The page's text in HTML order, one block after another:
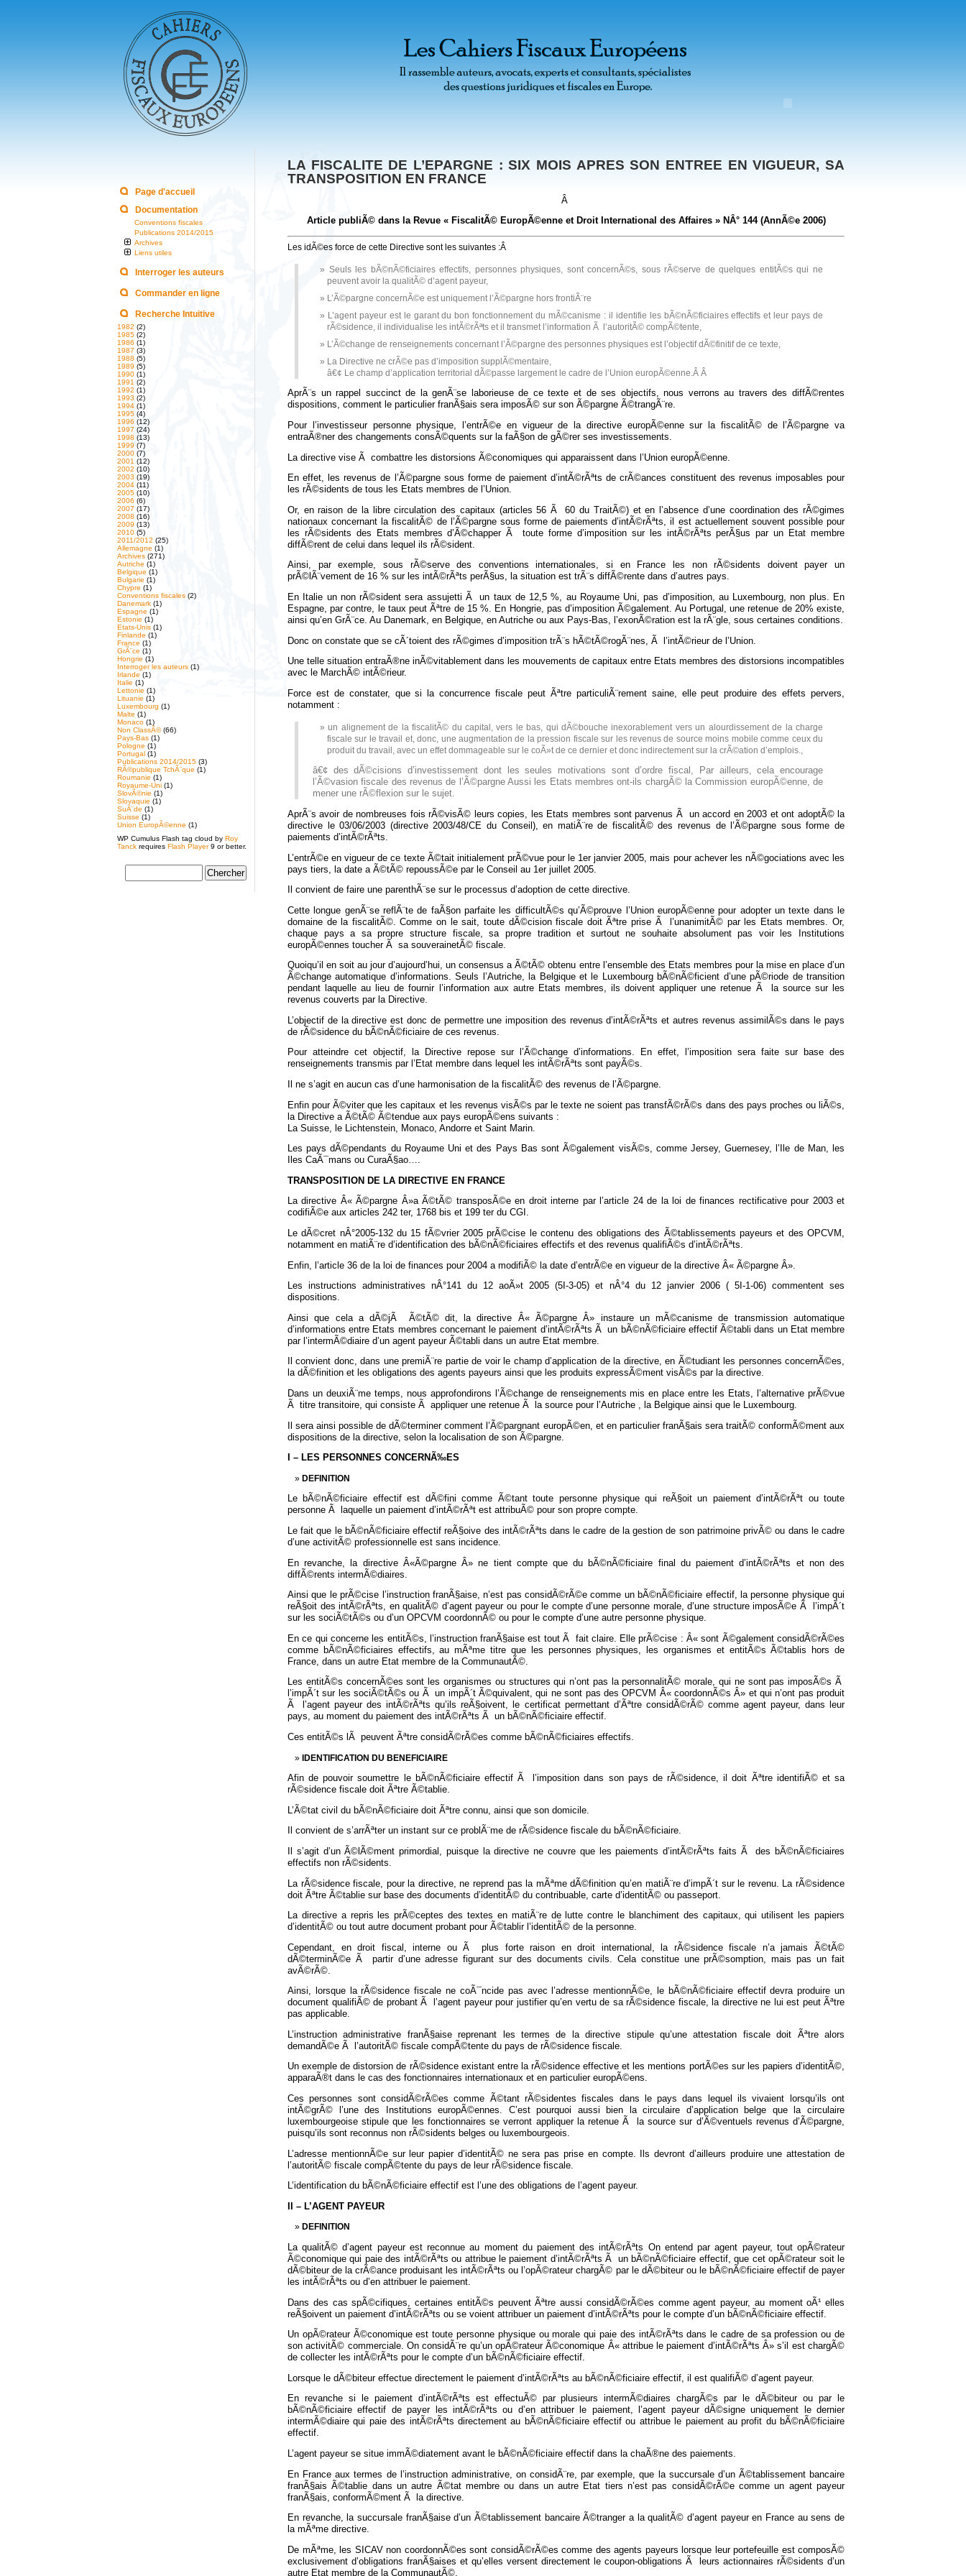
Page d'accueil
Documentation
Conventions fiscales
Publications 2014/2015
Archives
Liens utiles
Interroger les auteurs
Commander en ligne
Recherche Intuitive
1982 (2)
1985 (2)
1986 (1)
1987 (3)
1988 (5)
1989 (5)
1990 (1)
1991 (2)
1992 (1)
1993 (2)
1994 (1)
1995 (4)
1996 (12)
1997 (24)
1998 (13)
1999 (7)
2000 (7)
2001 (12)
2002 (10)
2003 (19)
2004 (11)
2005 (10)
2006 (6)
2007 (17)
2008 (16)
2009 (13)
2010 (5)
2011/2012 (25)
Allemagne (1)
Archives (271)
Autriche (1)
Belgique (1)
Bulgarie (1)
Chypre (1)
Conventions fiscales (2)
Danemark (1)
Espagne (1)
Estonie (1)
Etats-Unis (1)
Finlande (1)
France (1)
GrÃ¨ce (1)
Hongrie (1)
Interroger les auteurs (1)
Irlande (1)
Italie (1)
Lettonie (1)
Lituanie (1)
Luxembourg (1)
Malte (1)
Monaco (1)
Non ClassÃ©(66)
Pays-Bas (1)
Pologne (1)
Portugal (1)
Publications 2014/2015 (3)
RÃ©publique TchÃ¨que (1)
Roumanie (1)
Royaume-Uni (1)
SlovÃ©nie (1)
Slovaquie (1)
SuÃ¨de (1)
Suisse (1)
Union EuropÃ©enne (1)
WP Cumulus Flash tag cloud by Roy
Tanck requires Flash Player9 or better.
LA FISCALITE DE L’EPARGNE : SIX MOIS APRES SON ENTREE EN VIGUEUR, SA
TRANSPOSITION EN FRANCE
Â
Article publiÃ© dans la Revue « FiscalitÃ© EuropÃ©enne et Droit International des Affaires » NÂ° 144 (AnnÃ©e 2006)
Les idÃ©es force de cette Directive sont les suivantes :Â
Seuls les bÃ©nÃ©ficiaires effectifs, personnes physiques, sont concernÃ©s, sous rÃ©serve de quelques entitÃ©s qui ne
peuvent avoir la qualitÃ© d’agent payeur,
L’Ã©pargne concernÃ©e est uniquement l’Ã©pargne hors frontiÃ¨re
L’agent payeur est le garant du bon fonctionnement du mÃ©canisme : il identifie les bÃ©nÃ©ficiaires effectifs et leur pays de
rÃ©sidence, il individualise les intÃ©rÃªts et il transmet l’information Ã l’autoritÃ© compÃ©tente,
L’Ã©change de renseignements concernant l’Ã©pargne des personnes physiques est l’objectif dÃ©finitif de ce texte,
La Directive ne crÃ©e pas d’imposition supplÃ©mentaire,
â€¢ Le champ d’application territorial dÃ©passe largement le cadre de l’Union europÃ©enne.Â Â
AprÃ¨s un rappel succinct de la genÃ¨se laborieuse de ce texte et de ses objectifs, nous verrons au travers des diffÃ©rentes
dispositions, comment le particulier franÃ§ais sera imposÃ© sur son Ã©pargne Ã©trangÃ¨re.
Pour l’investisseur personne physique, l’entrÃ©e en vigueur de la directive europÃ©enne sur la fiscalitÃ© de l’Ã©pargne va
entraÃ®ner des changements consÃ©quents sur la faÃ§on de gÃ©rer ses investissements.
La directive vise Ã combattre les distorsions Ã©conomiques qui apparaissent dans l’Union europÃ©enne.
En effet, les revenus de l’Ã©pargne sous forme de paiement d’intÃ©rÃªts de crÃ©ances constituent des revenus imposables pour
les rÃ©sidents de tous les Etats membres de l’Union.
Or, en raison de la libre circulation des capitaux (articles 56 Ã 60 du TraitÃ©) et en l’absence d’une coordination des rÃ©gimes
nationaux concernant la fiscalitÃ© de l’Ã©pargne sous forme de paiements d’intÃ©rÃªts, il est actuellement souvent possible pour
les rÃ©sidents des Etats membres d’Ã©chapper Ã toute forme d’imposition sur les intÃ©rÃªts perÃ§us par un Etat membre
diffÃ©rent de celui dans lequel ils rÃ©sident.
Ainsi, par exemple, sous rÃ©serve des conventions internationales, si en France les non rÃ©sidents doivent payer un
prÃ©lÃ¨vement de 16 % sur les intÃ©rÃªts perÃ§us, la situation est trÃ¨s diffÃ©rente dans d’autres pays.
En Italie un non rÃ©sident sera assujetti Ã un taux de 12,5 %, au Royaume Uni, pas d’imposition, au Luxembourg, non plus. En
Espagne, par contre, le taux peut Ãªtre de 15 %. En Hongrie, pas d’imposition Ã©galement. Au Portugal, une retenue de 20% existe,
ainsi qu’en GrÃ¨ce. Au Danemark, en Belgique, en Autriche ou aux Pays-Bas, l’exonÃ©ration est la rÃ¨gle, sous certaines conditions.
Donc on constate que se cÃ´toient des rÃ©gimes d’imposition trÃ¨s hÃ©tÃ©rogÃ¨nes, Ã l’intÃ©rieur de l’Union.
Une telle situation entraÃ®ne inÃ©vitablement dans les mouvements de capitaux entre Etats membres des distorsions incompatibles
avec le MarchÃ© intÃ©rieur.
Force est de constater, que si la concurrence fiscale peut Ãªtre particuliÃ¨rement saine, elle peut produire des effets pervers,
notamment :
un alignement de la fiscalitÃ© du capital, vers le bas, qui dÃ©bouche inexorablement vers un alourdissement de la charge
fiscale sur le travail et, donc, une augmentation de la pression fiscale sur les revenus de source moins mobile comme ceux du
produit du travail, avec un effet dommageable sur le coÃ»t de ce dernier et donc indirectement sur la crÃ©ation d’emplois.,
â€¢ des dÃ©cisions d’investissement dont les seules motivations sont d’ordre fiscal, Par ailleurs, cela encourage
l’Ã©vasion fiscale des revenus de l’Ã©pargne Aussi les Etats membres ont-ils chargÃ© la Commission europÃ©enne, de
mener une rÃ©flexion sur le sujet.
AprÃ¨s avoir de nombreuses fois rÃ©visÃ© leurs copies, les Etats membres sont parvenus Ã un accord en 2003 et ont adoptÃ© la
directive le 03/06/2003 (directive 2003/48/CE du Conseil), en matiÃ¨re de fiscalitÃ© des revenus de l’Ã©pargne sous forme de
paiements d’intÃ©rÃªts.
L’entrÃ©e en vigueur de ce texte Ã©tait initialement prÃ©vue pour le 1er janvier 2005, mais pour achever les nÃ©gociations avec les
pays tiers, la date a Ã©tÃ© repoussÃ©e par le Conseil au 1er juillet 2005.
Il convient de faire une parenthÃ¨se sur le processus d’adoption de cette directive.
Cette longue genÃ¨se reflÃ¨te de faÃ§on parfaite les difficultÃ©s qu’Ã©prouve l’Union europÃ©enne pour adopter un texte dans le
domaine de la fiscalitÃ©. Comme on le sait, toute dÃ©cision fiscale doit Ãªtre prise Ã l’unanimitÃ© par les Etats membres. Or,
chaque pays a sa propre structure fiscale, sa propre tradition et surtout ne souhaite absolument pas voir les Institutions
europÃ©ennes toucher Ã sa souverainetÃ© fiscale.
Quoiqu’il en soit au jour d’aujourd’hui, un consensus a Ã©tÃ© obtenu entre l’ensemble des Etats membres pour la mise en place d’un
Ã©change automatique d’informations. Seuls l’Autriche, la Belgique et le Luxembourg bÃ©nÃ©ficient d’une pÃ©riode de transition
pendant laquelle au lieu de fournir l’information aux autre Etats membres, ils doivent appliquer une retenue Ã la source sur les
revenus couverts par la Directive.
L’objectif de la directive est donc de permettre une imposition des revenus d’intÃ©rÃªts et autres revenus assimilÃ©s dans le pays
de rÃ©sidence du bÃ©nÃ©ficiaire de ces revenus.
Pour atteindre cet objectif, la Directive repose sur l’Ã©change d’informations. En effet, l’imposition sera faite sur base des
renseignements transmis par l’Etat membre dans lequel les intÃ©rÃªts sont payÃ©s.
Il ne s’agit en aucun cas d’une harmonisation de la fiscalitÃ© des revenus de l’Ã©pargne.
Enfin pour Ã©viter que les capitaux et les revenus visÃ©s par le texte ne soient pas transfÃ©rÃ©s dans des pays proches ou liÃ©s,
la Directive a Ã©tÃ© Ã©tendue aux pays europÃ©ens suivants :
La Suisse, le Lichtenstein, Monaco, Andorre et Saint Marin.
Les pays dÃ©pendants du Royaume Uni et des Pays Bas sont Ã©galement visÃ©s, comme Jersey, Guernesey, l’Ile de Man, les
Iles CaÃ¯mans ou CuraÃ§ao….
TRANSPOSITION DE LA DIRECTIVE EN FRANCE
La directive Â« Ã©pargne Â»a Ã©tÃ© transposÃ©e en droit interne par l’article 24 de la loi de finances rectificative pour 2003 et
codifiÃ©e aux articles 242 ter, 1768 bis et 199 ter du CGI.
Le dÃ©cret nÂ°2005-132 du 15 fÃ©vrier 2005 prÃ©cise le contenu des obligations des Ã©tablissements payeurs et des OPCVM,
notamment en matiÃ¨re d’identification des bÃ©nÃ©ficiaires effectifs et des revenus qualifiÃ©s d’intÃ©rÃªts.
Enfin, l’article 36 de la loi de finances pour 2004 a modifiÃ© la date d’entrÃ©e en vigueur de la directive Â« Ã©pargne Â».
Les instructions administratives nÂ°141 du 12 aoÃ»t 2005 (5I-3-05) et nÂ°4 du 12 janvier 2006 ( 5I-1-06) commentent ses
dispositions.
Ainsi que cela a dÃ©jÃ Ã©tÃ© dit, la directive Â« Ã©pargne Â» instaure un mÃ©canisme de transmission automatique
d’informations entre Etats membres concernant le paiement d’intÃ©rÃªts Ã un bÃ©nÃ©ficiaire effectif Ã©tabli dans un Etat membre
par l’intermÃ©diaire d’un agent payeur Ã©tabli dans un autre Etat membre.
Il convient donc, dans une premiÃ¨re partie de voir le champ d’application de la directive, en Ã©tudiant les personnes concernÃ©es,
la dÃ©finition et les obligations des agents payeurs ainsi que les produits expressÃ©ment visÃ©s par la directive.
Dans un deuxiÃ¨me temps, nous approfondirons l’Ã©change de renseignements mis en place entre les Etats, l’alternative prÃ©vue
Ã titre transitoire, qui consiste Ã appliquer une retenue Ã la source pour l’Autriche , la Belgique ainsi que le Luxembourg.
Il sera ainsi possible de dÃ©terminer comment l’Ã©pargnant europÃ©en, et en particulier franÃ§ais sera traitÃ© conformÃ©ment aux
dispositions de la directive, selon la localisation de son Ã©pargne.
I – LES PERSONNES CONCERNÃ‰ES
DEFINITION
Le bÃ©nÃ©ficiaire effectif est dÃ©fini comme Ã©tant toute personne physique qui reÃ§oit un paiement d’intÃ©rÃªt ou toute
personne Ã laquelle un paiement d’intÃ©rÃªt est attribuÃ© pour son propre compte.
Le fait que le bÃ©nÃ©ficiaire effectif reÃ§oive des intÃ©rÃªts dans le cadre de la gestion de son patrimoine privÃ© ou dans le cadre
d’une activitÃ© professionnelle est sans incidence.
En revanche, la directive Â«Ã©pargne Â» ne tient compte que du bÃ©nÃ©ficiaire final du paiement d’intÃ©rÃªts et non des
diffÃ©rents intermÃ©diaires.
Ainsi que le prÃ©cise l’instruction franÃ§aise, n’est pas considÃ©rÃ©e comme un bÃ©nÃ©ficiaire effectif, la personne physique qui
reÃ§oit des intÃ©rÃªts, en qualitÃ© d’agent payeur ou pour le compte d’une personne morale, d’une structure imposÃ©e Ã l’impÃ´t
sur les sociÃ©tÃ©s ou d’un OPCVM coordonnÃ© ou pour le compte d’une autre personne physique.
En ce qui concerne les entitÃ©s, l’instruction franÃ§aise est tout Ã fait claire. Elle prÃ©cise : Â« sont Ã©galement considÃ©rÃ©es
comme bÃ©nÃ©ficiaires effectifs, au mÃªme titre que les personnes physiques, les organismes et entitÃ©s Ã©tablis hors de
France, dans un autre Etat membre de la CommunautÃ©.
Les entitÃ©s concernÃ©es sont les organismes ou structures qui n’ont pas la personnalitÃ© morale, qui ne sont pas imposÃ©s Ã
l’impÃ´t sur les sociÃ©tÃ©s ou Ã un impÃ´t Ã©quivalent, qui ne sont pas des OPCVM Â« coordonnÃ©s Â» et qui n’ont pas produit
Ã l’agent payeur des intÃ©rÃªts qu’ils reÃ§oivent, le certificat permettant d’Ãªtre considÃ©rÃ© comme agent payeur, dans leur
pays, au moment du paiement des intÃ©rÃªts Ã un bÃ©nÃ©ficiaire effectif.
Ces entitÃ©s lÃ peuvent Ãªtre considÃ©rÃ©es comme bÃ©nÃ©ficiaires effectifs.
IDENTIFICATION DU BENEFICIAIRE
Afin de pouvoir soumettre le bÃ©nÃ©ficiaire effectif Ã l’imposition dans son pays de rÃ©sidence, il doit Ãªtre identifiÃ© et sa
rÃ©sidence fiscale doit Ãªtre Ã©tablie.
L’Ã©tat civil du bÃ©nÃ©ficiaire doit Ãªtre connu, ainsi que son domicile.
Il convient de s’arrÃªter un instant sur ce problÃ¨me de rÃ©sidence fiscale du bÃ©nÃ©ficiaire.
Il s’agit d’un Ã©lÃ©ment primordial, puisque la directive ne couvre que les paiements d’intÃ©rÃªts faits Ã des bÃ©nÃ©ficiaires
effectifs non rÃ©sidents.
La rÃ©sidence fiscale, pour la directive, ne reprend pas la mÃªme dÃ©finition qu’en matiÃ¨re d’impÃ´t sur le revenu. La rÃ©sidence
doit Ãªtre Ã©tablie sur base des documents d’identitÃ© du contribuable, carte d’identitÃ© ou passeport.
La directive a repris les prÃ©ceptes des textes en matiÃ¨re de lutte contre le blanchiment des capitaux, qui utilisent les papiers
d’identitÃ© ou tout autre document probant pour Ã©tablir l’identitÃ© de la personne.
Cependant, en droit fiscal, interne ou Ã plus forte raison en droit international, la rÃ©sidence fiscale n’a jamais Ã©tÃ©
dÃ©terminÃ©e Ã partir d’une adresse figurant sur des documents civils. Cela constitue une prÃ©somption, mais pas un fait
avÃ©rÃ©.
Ainsi, lorsque la rÃ©sidence fiscale ne coÃ¯ncide pas avec l’adresse mentionnÃ©e, le bÃ©nÃ©ficiaire effectif devra produire un
document qualifiÃ© de probant Ã l’agent payeur pour justifier qu’en vertu de sa rÃ©sidence fiscale, la directive ne lui est peut Ãªtre
pas applicable.
L’instruction administrative franÃ§aise reprenant les termes de la directive stipule qu’une attestation fiscale doit Ãªtre alors
demandÃ©e Ã l’autoritÃ© fiscale compÃ©tente du pays de rÃ©sidence fiscale.
Un exemple de distorsion de rÃ©sidence existant entre la rÃ©sidence effective et les mentions portÃ©es sur les papiers d’identitÃ©,
apparaÃ®t dans le cas des fonctionnaires internationaux et en particulier europÃ©ens.
Ces personnes sont considÃ©rÃ©es comme Ã©tant rÃ©sidentes fiscales dans le pays dans lequel ils vivaient lorsqu’ils ont
intÃ©grÃ© l’une des Institutions europÃ©ennes. C’est pourquoi aussi bien la circulaire d’application belge que la circulaire
luxembourgeoise stipule que les fonctionnaires se verront appliquer la retenue Ã la source sur d’Ã©ventuels revenus d’Ã©pargne,
puisqu’ils sont reconnus non rÃ©sidents belges ou luxembourgeois.
L’adresse mentionnÃ©e sur leur papier d’identitÃ© ne sera pas prise en compte. Ils devront d’ailleurs produire une attestation de
l’autoritÃ© fiscale compÃ©tente du pays de leur rÃ©sidence fiscale.
L’identification du bÃ©nÃ©ficiaire effectif est l’une des obligations de l’agent payeur.
II – L’AGENT PAYEUR
DEFINITION
La qualitÃ© d’agent payeur est reconnue au moment du paiement des intÃ©rÃªts On entend par agent payeur, tout opÃ©rateur
Ã©conomique qui paie des intÃ©rÃªts ou attribue le paiement d’intÃ©rÃªts Ã un bÃ©nÃ©ficiaire effectif, que cet opÃ©rateur soit le
dÃ©biteur de la crÃ©ance produisant les intÃ©rÃªts ou l’opÃ©rateur chargÃ© par le dÃ©biteur ou le bÃ©nÃ©ficiaire effectif de payer
les intÃ©rÃªts ou d’en attribuer le paiement.
Dans des cas spÃ©cifiques, certaines entitÃ©s peuvent Ãªtre aussi considÃ©rÃ©es comme agent payeur, au moment oÃ¹ elles
reÃ§oivent un paiement d’intÃ©rÃªts ou se voient attribuer un paiement d’intÃ©rÃªts pour le compte d’un bÃ©nÃ©ficiaire effectif.
Un opÃ©rateur Ã©conomique est toute personne physique ou morale qui paie des intÃ©rÃªts dans le cadre de sa profession ou de
son activitÃ© commerciale. On considÃ¨re qu’un opÃ©rateur Ã©conomique Â« attribue le paiement d’intÃ©rÃªts Â» s’il est chargÃ©
de collecter les intÃ©rÃªts pour le compte d’un bÃ©nÃ©ficiaire effectif.
Lorsque le dÃ©biteur effectue directement le paiement d’intÃ©rÃªts au bÃ©nÃ©ficiaire effectif, il est qualifiÃ© d’agent payeur.
En revanche si le paiement d’intÃ©rÃªts est effectuÃ© par plusieurs intermÃ©diaires chargÃ©s par le dÃ©biteur ou par le
bÃ©nÃ©ficiaire effectif de payer les intÃ©rÃªts ou d’en attribuer le paiement, l’agent payeur dÃ©signe uniquement le dernier
intermÃ©diaire qui paie des intÃ©rÃªts directement au bÃ©nÃ©ficiaire effectif ou attribue le paiement au profit du bÃ©nÃ©ficiaire
effectif.
L’agent payeur se situe immÃ©diatement avant le bÃ©nÃ©ficiaire effectif dans la chaÃ®ne des paiements.
En France aux termes de l’instruction administrative, on considÃ¨re, par exemple, que la succursale d’un Ã©tablissement bancaire
franÃ§ais Ã©tablie dans un autre Ã©tat membre ou dans un autre Etat tiers n’est pas considÃ©rÃ©e comme un agent payeur
franÃ§ais, conformÃ©ment Ã la directive.
En revanche, la succursale franÃ§aise d’un Ã©tablissement bancaire Ã©tranger a la qualitÃ© d’agent payeur en France au sens de
la mÃªme directive.
De mÃªme, les SICAV non coordonnÃ©es sont considÃ©rÃ©es comme des agents payeurs lorsque leur portefeuille est composÃ©
exclusivement d’obligations franÃ§aises et qu’elles versent directement le coupon-obligations Ã leurs actionnaires rÃ©sidents d’un
autre Etat membre de la CommunautÃ©.